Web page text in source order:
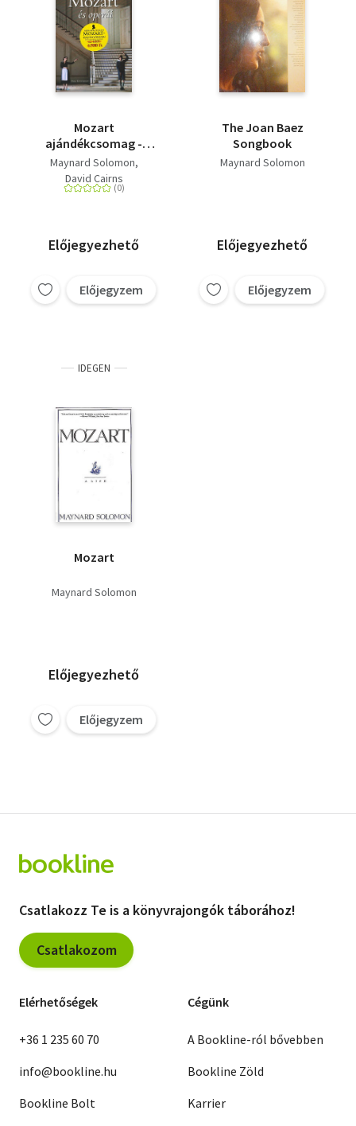
Mozart
ajándékcsomag -
Mozart életrajz +
Mozart operái
Maynard Solomon
David Cairns
Előjegyezhető
Előjegyzem
The Joan Baez
Songbook
Maynard Solomon
Előjegyezhető
Előjegyzem
IDEGEN
Mozart
Maynard Solomon
Előjegyezhető
Előjegyzem
Csatlakozz Te is a könyvrajongók táborához!
Csatlakozom
Elérhetőségek
+36 1 235 60 70
info@bookline.hu
Bookline Bolt
Cégünk
A Bookline-ról bővebben
Bookline Zöld
Karrier